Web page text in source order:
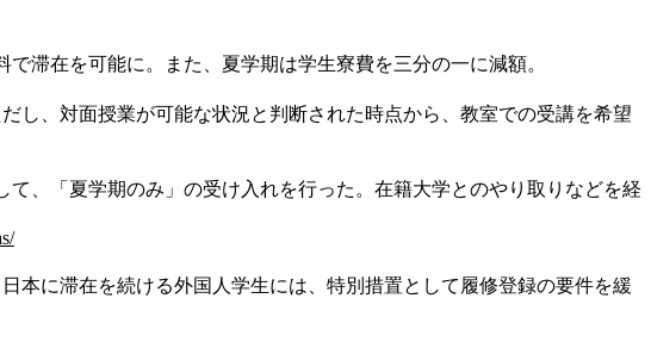
滞在を可能に。また、夏学期は学生寮費を三分の一に減額。
し、対面授業が可能な状況と判断された時点から、教室での受講を希望
、「夏学期のみ」の受け入れを行った。在籍大学とのやり取りなどを経
本に滞在を続ける外国人学生には、特別措置として履修登録の要件を緩